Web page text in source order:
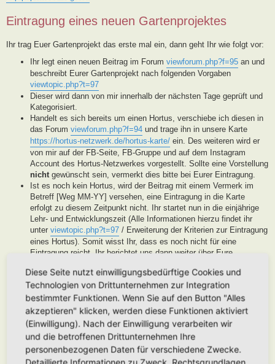
Eintragung eines neuen Gartenprojektes
Ihr trag Euer Gartenprojekt das erste mal ein, dann geht Ihr wie folgt vor:
Ihr legt einen neuen Beitrag im Forum viewforum.php?f=95 an und
beschreibt Eurer Gartenprojekt nach folgenden Vorgaben
viewtopic.php?t=97
Dieser wird dann von mir innerhalb der nächsten Tage geprüft und
Kategorisiert.
Handelt es sich bereits um einen Hortus, verschiebe ich diesen in
das Forum viewforum.php?f=94 und trage ihn in unsere Karte
https://hortus-netzwerk.de/hortus-karte/ ein. Des weiteren wird er
von mir auf der FB-Seite, FB-Gruppe und auf dem Instagram
Account des Hortus-Netzwerkes vorgestellt. Sollte eine Vorstellung
nichtgewünscht sein, vermerkt dies bitte bei Eurer Eintragung.
Ist es noch kein Hortus, wird der Beitrag mit einem Vermerk im
Betreff [Weg MM-YY] versehen, eine Eintragung in die Karte
erfolgt zu diesem Zeitpunkt nicht. Ihr startet nun in die einjährige
Lehr- und Entwicklungszeit (Alle Informationen hierzu findet ihr
unter viewtopic.php?t=97 / Erweiterung der Kriterien zur Eintragung
eines Hortus). Somit wisst Ihr, dass es noch nicht für eine
Eintragung reicht, Ihr berichtet uns dann weiter über Eure
der Entwicklung Eures Gartens. Wenn unser Moderatorenteam der
Meinung ist, Euer Garten ist soweit, werden wir diesen als Hortus
eintragen. Eine Überprüfung erfolgt spätestens nach Ablauf des
Lehr- und Entwicklungsjahres. Stellen wir in dieser Zeit keine
Aktivität fest, werden wir die Eintragung archivieren.
Handelt es sich generell um keinen Hortus sondern um ein
Hortanes Habitat (Alle Gartenprojekte, die keinen klassischen
Hortus mit den drei Zonen darstellen, aber in Anlehnung an das
Diese Seite nutzt einwilligungsbedürftige Cookies und
Technologien von Drittunternehmen zur Integration
bestimmter Funktionen. Wenn Sie auf den Button "Alles
akzeptieren" klicken, werden diese Funktionen aktiviert
(Einwilligung). Nach der Einwilligung verarbeiten wir
und die betroffenen Drittunternehmen Ihre
personenbezogenen Daten für verschiedene Zwecke.